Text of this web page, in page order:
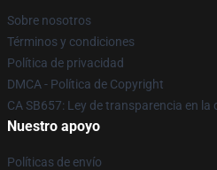
Sobre nosotros
Términos y condiciones
Política de privacidad
DMCA - Política de Copyright
CA SB657: Ley de transparencia en
Nuestro apoyo
Políticas de envío